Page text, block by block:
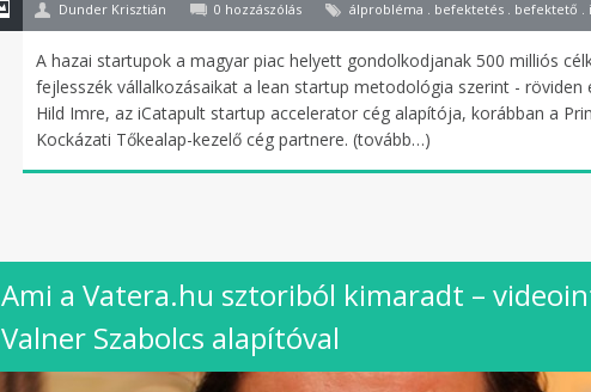
Dunder Krisztián 0 hozzászólás álprobléma . befektetés . befektető .
A hazai startupok a magyar piac helyett gondolkodjanak 500 milliós
fejlesszék vállalkozásaikat a lean startup metodológia szerint - röviden
Hild Imre, az iCatapult startup accelerator cég alapítója, korábban a
Kockázati Tőkealap-kezelő cég partnere. (tovább…)
Ami a Vatera.hu sztoriból kimaradt –
Valner Szabolcs alapítóval